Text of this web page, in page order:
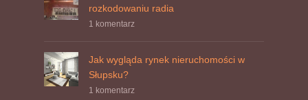
rozkodowaniu radia
1 komentarz
Jak wygląda rynek nieruchomości w
Słupsku?
1 komentarz